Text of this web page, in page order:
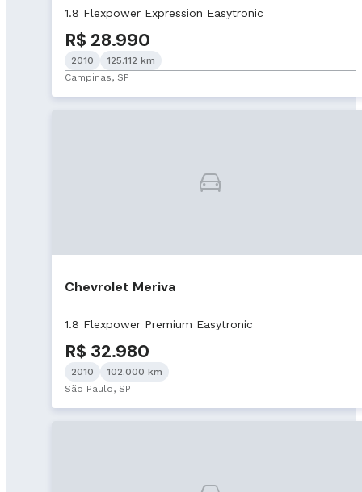
1.8 Flexpower Expression Easytronic
R$ 28.990
2010
125.112 km
Campinas, SP
Chevrolet Meriva
1.8 Flexpower Premium Easytronic
R$ 32.980
2010
102.000 km
São Paulo, SP